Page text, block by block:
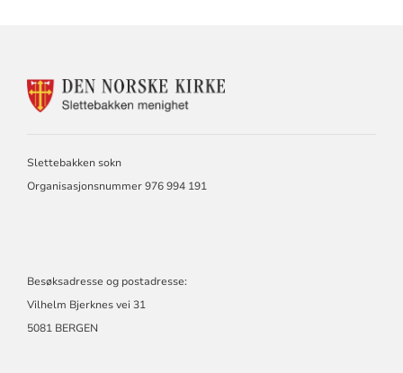
KONTAKTINFORMASJON
Slettebakken sokn
Organisasjonsnummer 976 994 191
Besøksadresse og postadresse:
Vilhelm Bjerknes vei 31
5081 BERGEN